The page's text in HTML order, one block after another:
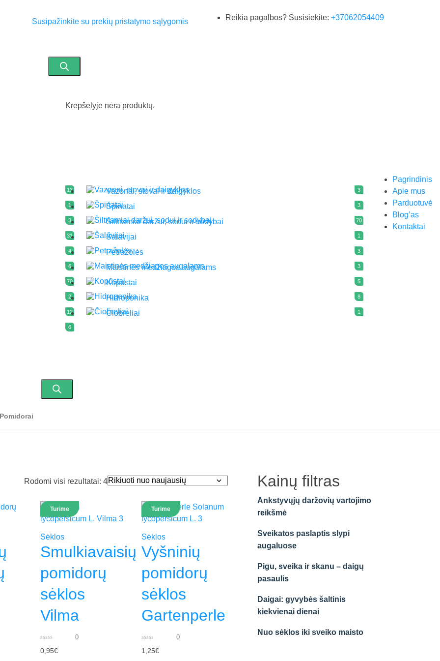
Susipažinkite su prekių pristatymo sąlygomis Susipažinkite su privatumo politika
Reikia pagalbos? Susisiekite: +37062054409
Krepšelyje nėra produktų.
13 Vazonai, stovai ir daigyklos 3
1 Špinatai 3
3 Šiltnamiai daržui, sodui ir sodybai 70
31 Šalavijai 1
4 Petražolės 3
6 Maistinės medžiagos augalams 3
70 Kopūstai 5
2 Hidroponika 8
12 Čiobreliai 1
6
Pagrindinis
Apie mus
Parduotuvė
Blog’as
Kontaktai
Pomidorai
Rodomi visi rezultatai: 4Rūšiuojama
Turime
Sėklos
Smulkiavaisių
pomidorų
sėklos
Vilma
out
0
0,95€
Turime
Sėklos
Vyšninių
pomidorų
sėklos
Gartenperle
out
0
1,25€
Kainų filtras
Ankstyvųjų daržovių vartojimo
reikšmė
Sveikatos paslaptis slypi
augaluose
Pigu, sveika ir skanu – daigų
pasaulis
Daigai: gyvybės šaltinis
kiekvienai dienai
Nuo sėklos iki sveiko maisto